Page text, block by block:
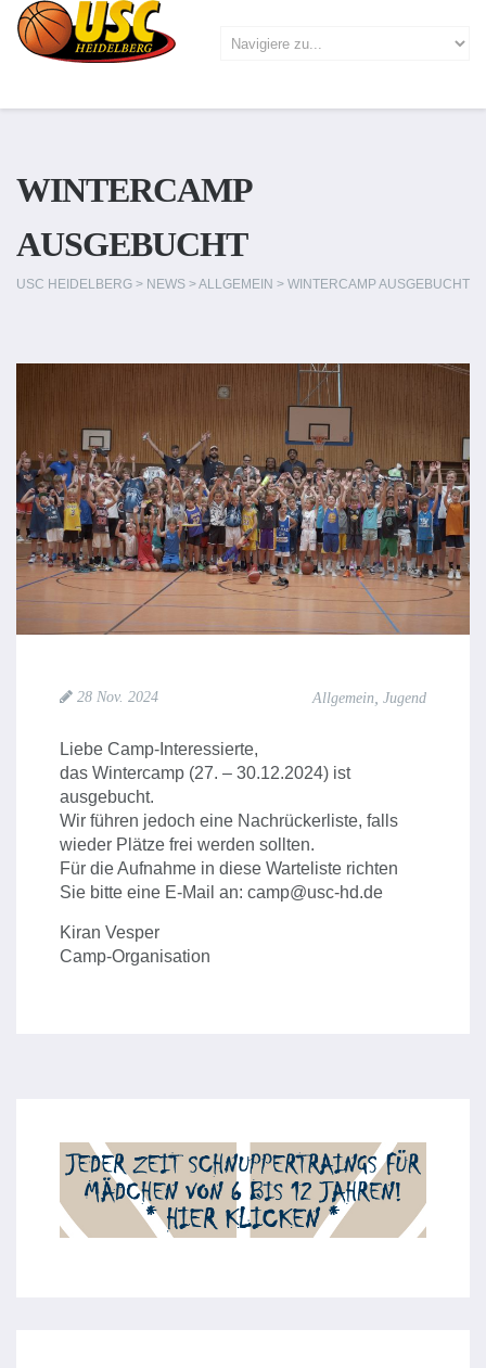
WINTERCAMP
AUSGEBUCHT
USC HEIDELBERG > NEWS >ALLGEMEIN > WINTERCAMP AUSGEBUCHT
28 Nov. 2024 Allgemein Jugend
Liebe Camp-Interessierte,
das Wintercamp (27. – 30.12.2024) ist
ausgebucht.
Wir führen jedoch eine Nachrückerliste, falls
wieder Plätze frei werden sollten.
Für die Aufnahme in diese Warteliste richten
Sie bitte eine E-Mail an: camp@usc-hd.de
Kiran Vesper
Camp-Organisation